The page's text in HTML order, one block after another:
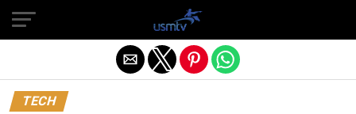
TECH
Exit mobile version